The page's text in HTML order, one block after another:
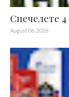
Спечелете
August 06, 2026